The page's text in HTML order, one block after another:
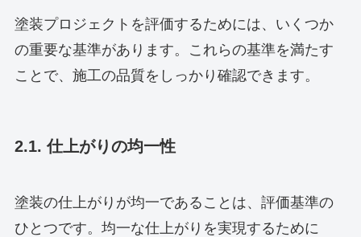
塗装プロジェクトを評価するためには、いくつか
の重要な基準があります。これらの基準を満たす
ことで、施工の品質をしっかり確認できます。
2.1. 仕上がりの均一性
塗装の仕上がりが均一であることは、評価基準の
ひとつです。均一な仕上がりを実現するために